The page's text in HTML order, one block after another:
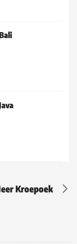
Kroepoek